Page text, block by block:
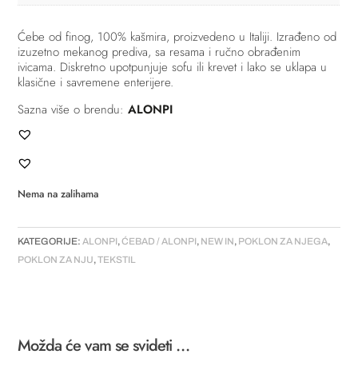
Ćebe od finog, 100% kašmira, proizvedeno u Italiji. Izrađeno od
izuzetno mekanog prediva, sa resama i ručno obrađenim
ivicama. Diskretno upotpunjuje sofu ili krevet i lako se uklapa u
klasične i savremene enterijere.
Sazna više o brendu:ALONPI
Nema na zalihama
KATEGORIJE:ALONPI,ĆEBAD / ALONPI, NEW IN, POKLON ZA NJEGA,
POKLON ZA NJU,TEKSTIL
Možda će vam se svideti …